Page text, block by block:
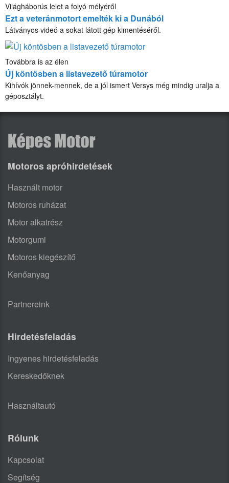
Világháborús lelet a folyó mélyéről
Ezt a veteránmotort emelték ki a Dunából
Látványos videó a sokat látott gép kimentéséről.
Továbbra is az élen
Új köntösben a listavezető túramotor
Kihívók jönnek-mennek, de a jól ismert Versys még mindig uralja a
géposztályt.
Motoros apróhirdetések
Használt motor
Motoros ruházat
Motor alkatrész
Motorgumi
Motoros kiegészítő
Kenőanyag
Partnereink
Hirdetésfeladás
Ingyenes hirdetésfeladás
Kereskedőknek
Használtautó
Rólunk
Kapcsolat
Segítség